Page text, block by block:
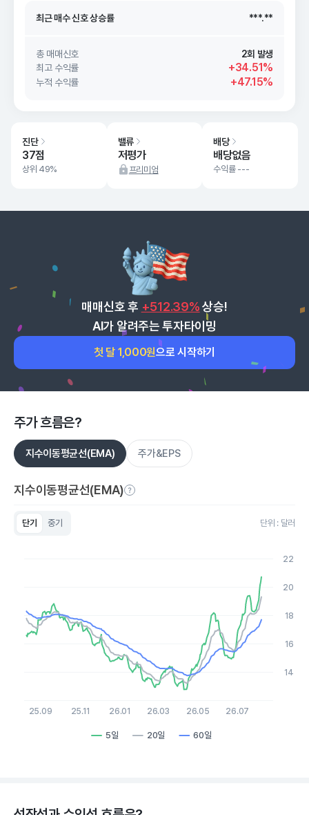
최근 매수 신호 상승률 ***.**
최근 매수 신호 ***.**
총 매매신호
2회 발생
최고 수익률
+34.51%
누적 수익률 +47.15%
진단
37점
상위 49%
밸류
저평가
프리미엄
배당
배당없음
수익률 ---
매매신호 후 +512.39% 상승!
AI가 알려주는 투자타이밍
첫 달 1,000원으로 시작하기
주가 흐름은?
지수이동평균선(EMA) 주가&EPS
지수이동평균선(EMA)
단기 중기 단위 : 달러
The chart has 1 X axis displaying Time. Data ranges from
The chart has 1 Y axis displaying values. Data ranges from
5일 20일 60일
25.09 25.11 26.01 26.03 26.05 26.07
14
16
18
20
22